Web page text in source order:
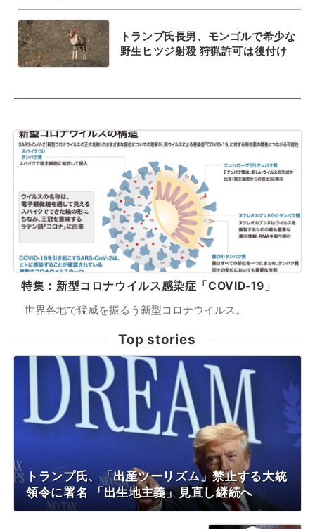
トランプ氏長男、モンゴルで希少な
野生ヒツジ射殺 狩猟許可は後付け
特集：新型コロナウイルス感染症「COVID-19」
世界各地で猛威を振るう新型コロナウイルス。
Top stories
トランプ氏、「出産ツーリズム」禁止する大統
領令に署名 「出生地主義」見直し継続へ